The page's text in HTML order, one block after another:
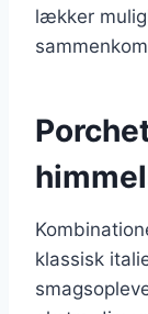
lækker
klassisk